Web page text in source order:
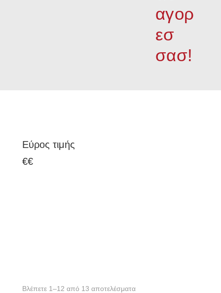
αγορ
εσ
σασ!
Εύρος τιμής
€€
Βλέπετε 1–12 από 13 αποτελέσματα